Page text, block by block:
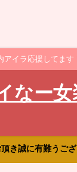
イラ応援してます
なー女
き誠に有難うござ